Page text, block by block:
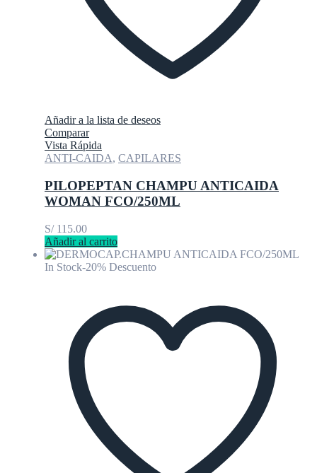
Añadir a la lista de deseos
Comparar
Vista Rápida
ANTI-CAIDA, CAPILARES
PILOPEPTAN CHAMPU ANTICAIDA
WOMAN FCO/250ML
S/115.00
Añadir al carrito
In Stock-20% Descuento